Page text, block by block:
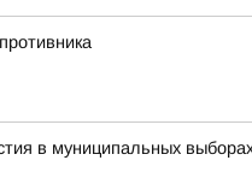
в муниципальных